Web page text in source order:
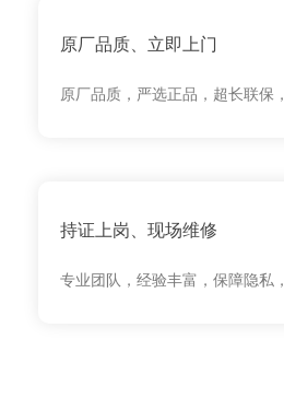
原厂品质、立即上门
原厂品质，严选正品，超长联保
持证上岗、现场维修
专业团队，经验丰富，保障隐私